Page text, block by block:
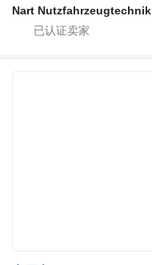
Nart Nutzfahrzeugtechnik